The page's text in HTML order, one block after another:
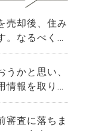
売却後、住み
。なるべく3
したいのです
任媒介で迷っ
多い方が買
だと思うので
ぞれメリット
うかと思い、
情報を取り寄
初めて「ク
ス指数」とい
審査に落ちま